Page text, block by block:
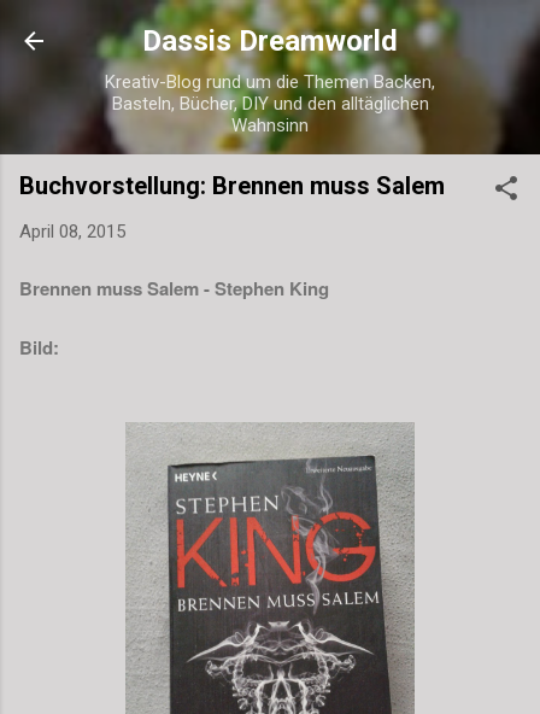
Direkt zum Hauptbereich
Dassis Dreamworld
Kreativ-Blog rund um die Themen Backen,
Basteln, Bücher, DIY und den alltäglichen
Wahnsinn
Buchvorstellung: Brennen muss Salem
April 08, 2015
Brennen muss Salem - Stephen King
Bild: